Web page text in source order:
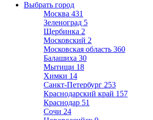
Выбрать город
Москва 431
Зеленоград 5
Щербинка 2
Московский 2
Московская область 360
Балашиха 30
Мытищи 18
Химки 14
Санкт-Петербург 253
Краснодарский край 157
Краснодар 51
Сочи 24